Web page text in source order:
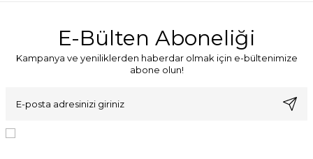
E-Bülten Aboneliği
Kampanya ve yeniliklerden haberdar olmak için e-bültenimize
abone olun!